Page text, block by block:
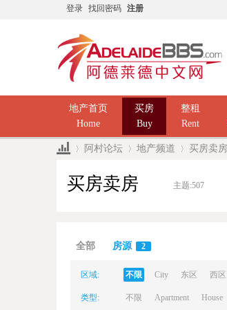
登录 找回密码 注册
地产首页
Home
买房
Buy
整租
Rent
阿村论坛 地产频道 买房卖房
买房卖房 主题:507
全部 房源 2
区域: 不限 City 东区 西区
类型: 不限 Apartment House